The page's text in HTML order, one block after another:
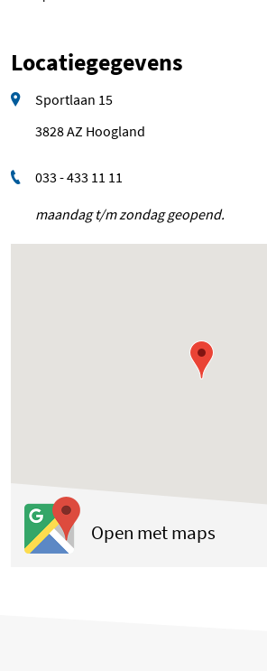
Locatiegegevens
Sportlaan 15
3828 AZ Hoogland
033 - 433 11 11
maandag t/m zondag geopend.
Open met maps